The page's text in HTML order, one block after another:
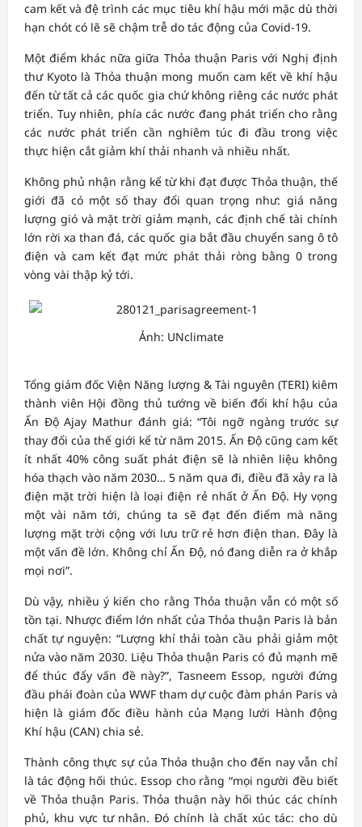
cam kết và đệ trình các mục tiêu khí hậu mới mặc dù thời
hạn chót có lẽ sẽ chậm trễ do tác động của Covid-19.
Một điểm khác nữa giữa Thỏa thuận Paris với Nghị định
thư Kyoto là Thỏa thuận mong muốn cam kết về khí hậu
đến từ tất cả các quốc gia chứ không riêng các nước phát
triển. Tuy nhiên, phía các nước đang phát triển cho rằng
các nước phát triển cần nghiêm túc đi đầu trong việc
thực hiện cắt giảm khí thải nhanh và nhiều nhất.
Không phủ nhận rằng kể từ khi đạt được Thỏa thuận, thế
giới đã có một số thay đổi quan trọng như: giá năng
lượng gió và mặt trời giảm mạnh, các định chế tài chính
lớn rời xa than đá, các quốc gia bắt đầu chuyển sang ô tô
điện và cam kết đạt mức phát thải ròng bằng 0 trong
vòng vài thập kỷ tới.
Ảnh: UNclimate
Tổng giám đốc Viện Năng lượng & Tài nguyên (TERI) kiêm
thành viên Hội đồng thủ tướng về biến đổi khí hậu của
Ấn Độ Ajay Mathur đánh giá: “Tôi ngỡ ngàng trước sự
thay đổi của thế giới kể từ năm 2015. Ấn Độ cũng cam kết
ít nhất 40% công suất phát điện sẽ là nhiên liệu không
hóa thạch vào năm 2030… 5 năm qua đi, điều đã xảy ra là
điện mặt trời hiện là loại điện rẻ nhất ở Ấn Độ. Hy vọng
một vài năm tới, chúng ta sẽ đạt đến điểm mà năng
lượng mặt trời cộng với lưu trữ rẻ hơn điện than. Đây là
một vấn đề lớn. Không chỉ Ấn Độ, nó đang diễn ra ở khắp
mọi nơi”.
Dù vậy, nhiều ý kiến cho rằng Thỏa thuận vẫn có một số
tồn tại. Nhược điểm lớn nhất của Thỏa thuận Paris là bản
chất tự nguyện: “Lượng khí thải toàn cầu phải giảm một
nửa vào năm 2030. Liệu Thỏa thuận Paris có đủ mạnh mẽ
để thúc đẩy vấn đề này?”, Tasneem Essop, người đứng
đầu phái đoàn của WWF tham dự cuộc đàm phán Paris và
hiện là giám đốc điều hành của Mạng lưới Hành động
Khí hậu (CAN) chia sẻ.
Thành công thực sự của Thỏa thuận cho đến nay vẫn chỉ
là tác động hối thúc. Essop cho rằng “mọi người đều biết
về Thỏa thuận Paris. Thỏa thuận này hối thúc các chính
phủ, khu vực tư nhân. Đó chính là chất xúc tác: cho dù